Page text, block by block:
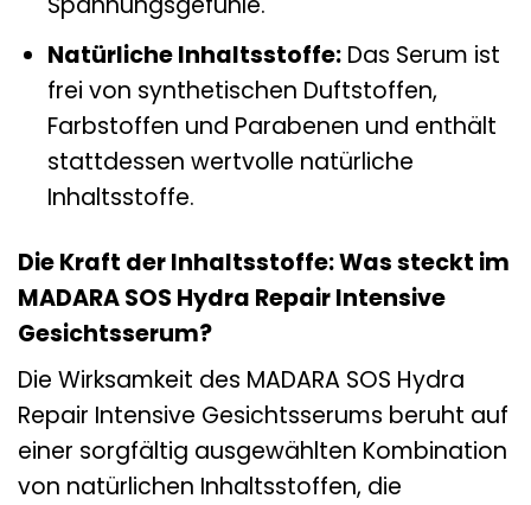
Natürliche Inhaltsstoffe:Das Serum ist
frei von synthetischen Duftstoffen,
Farbstoffen und Parabenen und enthält
stattdessen wertvolle natürliche
Inhaltsstoffe.
Die Kraft der Inhaltsstoffe: Was steckt im
MADARA SOS Hydra Repair Intensive
Gesichtsserum?
Die Wirksamkeit des MADARA SOS Hydra
Repair Intensive Gesichtsserums beruht auf
einer sorgfältig ausgewählten Kombination
von natürlichen Inhaltsstoffen, die